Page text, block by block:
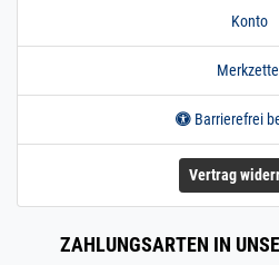
Konto
Merkzettel
Barrierefrei
Vertrag
ZAHLUNGSARTEN IN